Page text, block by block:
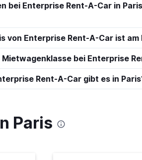
bei Enterprise Rent-A-Car in
von Enterprise Rent-A-Car ist
bei Enterprise
Rent-A-Car gibt es in
Paris